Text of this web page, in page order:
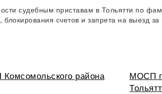
судебным приставам в Тольятти по
счетов и запрета на выезд за
района
МОСП